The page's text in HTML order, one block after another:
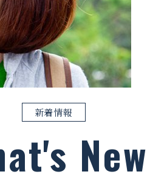
新着情報
New